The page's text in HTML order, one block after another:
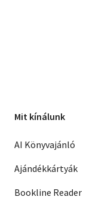
Mit kínálunk
AI Könyvajánló
Ajándékkártyák
Bookline Reader